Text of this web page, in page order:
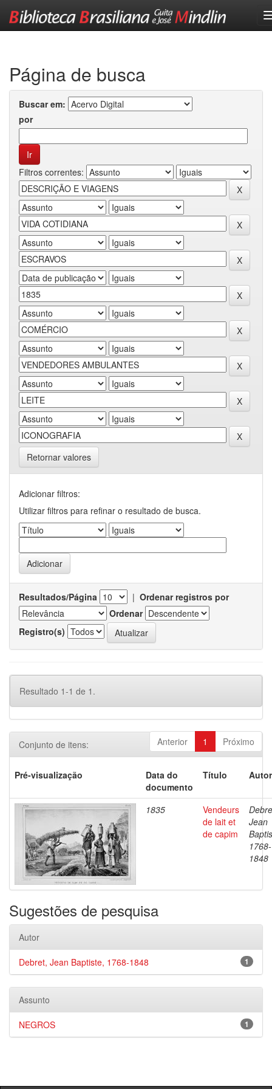
Página de busca
Buscar em:
por
Filtros correntes:
Retornar valores
Adicionar filtros:
Utilizar filtros para refinar o resultado de busca.
Resultados/Página | Ordenar registros por
Ordenar
Registro(s)
Resultado 1-1 de 1.
Anterior 1 Próximo
Conjunto de itens:
Pré-visualização
Data do
documento
Título
1835
Vendeurs
de lait et
de capim
Jean
1768-
1848
Sugestões de pesquisa
Autor
1
Debret, Jean Baptiste, 1768-1848
Assunto
1
NEGROS